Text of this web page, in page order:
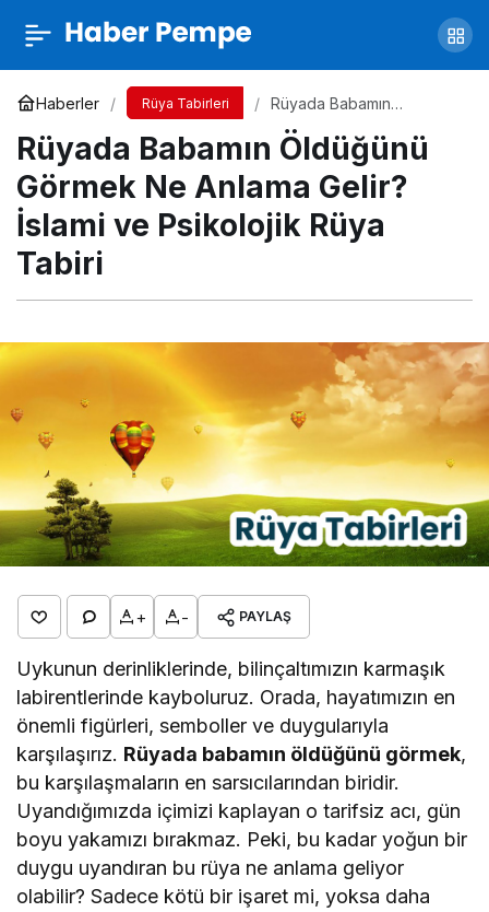
Haberler Rüya Tabirleri
Rüyada Babamın
Anlama Gelir? İslami ve
Psikolojik Rüya Tabiri
Rüyada Babamın Öldüğünü
Görmek Ne Anlama Gelir?
İslami ve Psikolojik Rüya
Tabiri
+ - PAYLAŞ
Uykunun derinliklerinde, bilinçaltımızın karmaşık
labirentlerinde kayboluruz. Orada, hayatımızın en
önemli figürleri, semboller ve duygularıyla
karşılaşırız. Rüyada babamın öldüğünü görmek,
bu karşılaşmaların en sarsıcılarından biridir.
Uyandığımızda içimizi kaplayan o tarifsiz acı, gün
boyu yakamızı bırakmaz. Peki, bu kadar yoğun bir
duygu uyandıran bu rüya ne anlama geliyor
olabilir? Sadece kötü bir işaret mi, yoksa daha
Rüyada Sevdiğin Kızı Görmek Ne Anlama
Gelir? İslami ve Psikolojik Rüya Tabiri
Paylaş